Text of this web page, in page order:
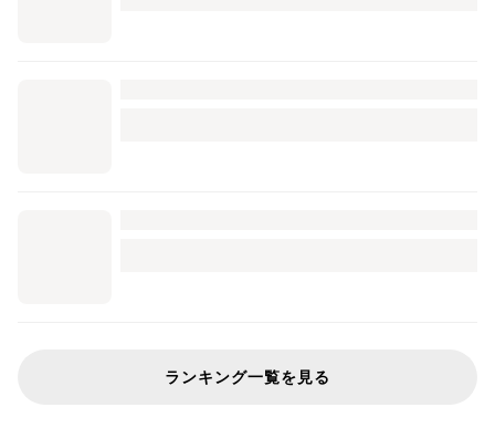
ランキング一覧を見る